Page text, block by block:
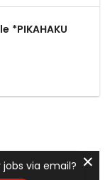
*PIKAHAKU
via email? ✕